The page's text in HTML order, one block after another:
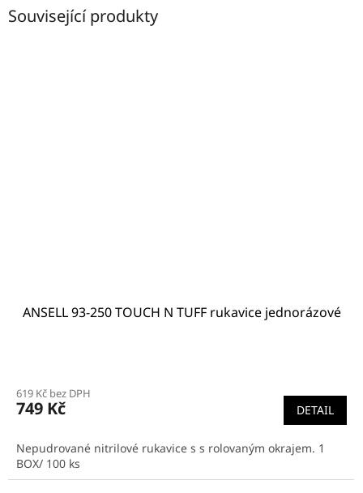
Související produkty
ANSELL 93-250 TOUCH N TUFF rukavice jednorázové
619 Kč bez DPH
749 Kč DETAIL
Nepudrované nitrilové rukavice s s rolovaným okrajem. 1
BOX/ 100 ks